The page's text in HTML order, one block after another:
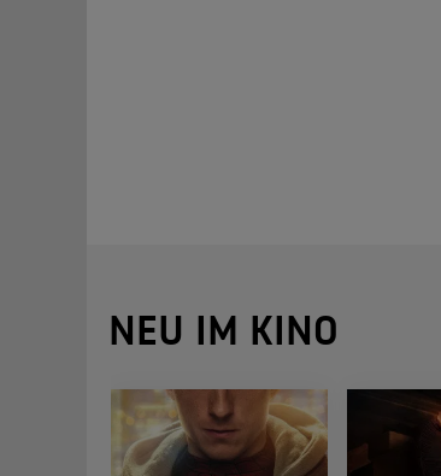
NEU IM KINO